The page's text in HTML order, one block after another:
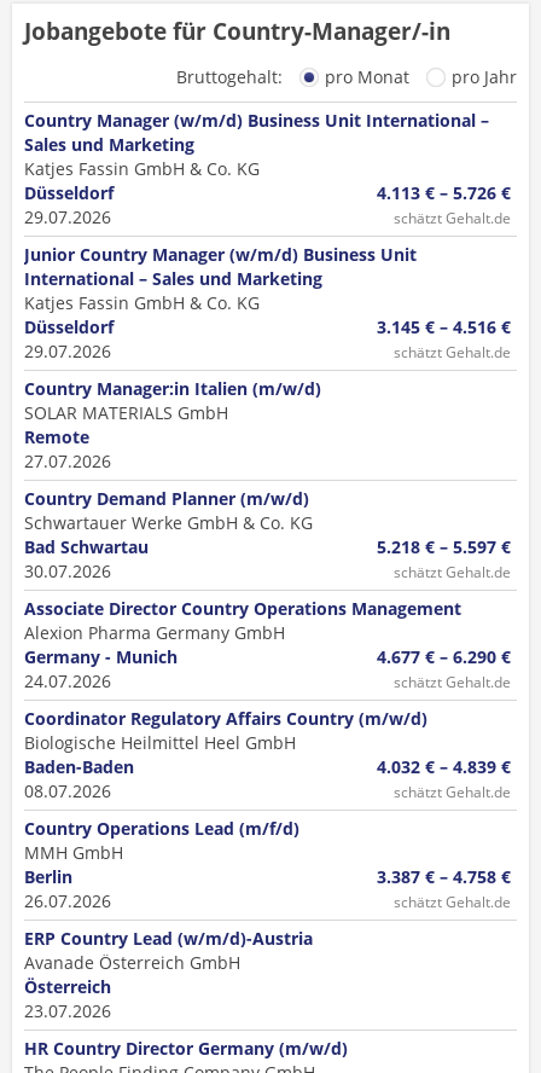
Jobangebote für Country-Manager/-in
Bruttogehalt: pro Monat
pro Jahr
Country Manager (w/m/d) Business Unit International –
Sales und Marketing
Katjes Fassin GmbH & Co. KG
Düsseldorf
29.07.2026
4.113 € – 5.726 €
schätzt Gehalt.de
Junior Country Manager (w/m/d) Business Unit
International – Sales und Marketing
Katjes Fassin GmbH & Co. KG
Düsseldorf
29.07.2026
3.145 € – 4.516 €
schätzt Gehalt.de
Country Manager:in Italien (m/w/d)
SOLAR MATERIALS GmbH
Remote
27.07.2026
Country Demand Planner (m/w/d)
Schwartauer Werke GmbH & Co. KG
Bad Schwartau
30.07.2026
5.218 € – 5.597 €
schätzt Gehalt.de
Associate Director Country Operations Management
Alexion Pharma Germany GmbH
Germany - Munich
24.07.2026
4.677 € – 6.290 €
schätzt Gehalt.de
Coordinator Regulatory Affairs Country (m/w/d)
Biologische Heilmittel Heel GmbH
Baden-Baden
08.07.2026
4.032 € – 4.839 €
schätzt Gehalt.de
Country Operations Lead (m/f/d)
MMH GmbH
Berlin
26.07.2026
3.387 € – 4.758 €
schätzt Gehalt.de
ERP Country Lead (w/m/d)-Austria
Avanade Österreich GmbH
Österreich
23.07.2026
HR Country Director Germany (m/w/d)